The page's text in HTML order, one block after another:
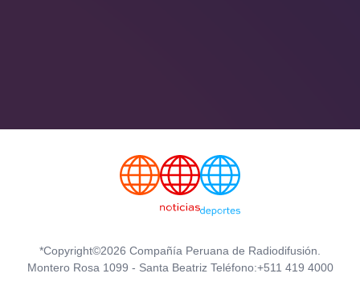
*Copyright©2026 Compañía Peruana de Radiodifusión.
Montero Rosa 1099 - Santa Beatriz Teléfono:+511 419 4000